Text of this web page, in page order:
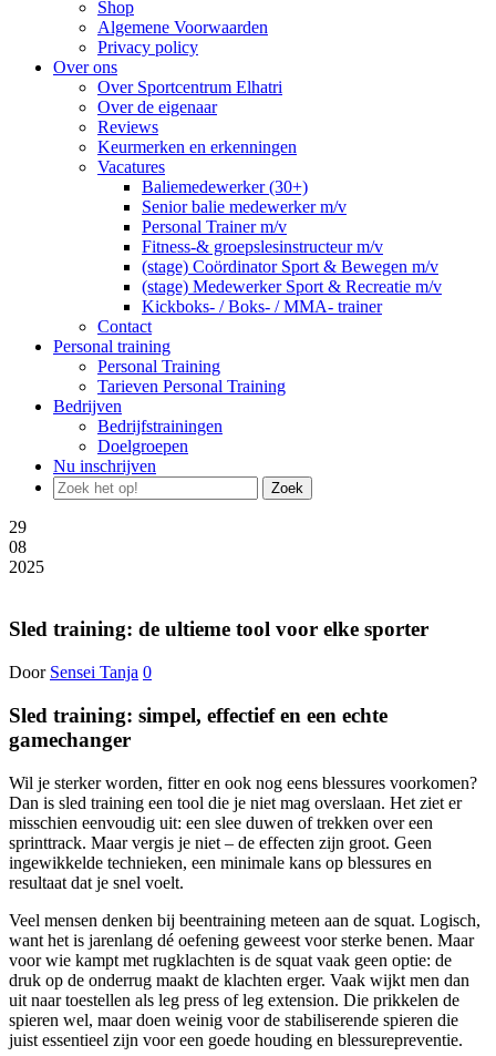
Shop
Algemene Voorwaarden
Privacy policy
Over ons
Over Sportcentrum Elhatri
Over de eigenaar
Reviews
Keurmerken en erkenningen
Vacatures
Baliemedewerker (30+)
Senior balie medewerker m/v
Personal Trainer m/v
Fitness-& groepslesinstructeur m/v
(stage) Coördinator Sport & Bewegen m/v
(stage) Medewerker Sport & Recreatie m/v
Kickboks- / Boks- / MMA- trainer
Contact
Personal training
Personal Training
Tarieven Personal Training
Bedrijven
Bedrijfstrainingen
Doelgroepen
Nu inschrijven
Zoek
29
08
2025
Sled training: de ultieme tool voor elke sporter
Door Sensei Tanja 0
Sled training: simpel, effectief en een echte
gamechanger
Wil je sterker worden, fitter en ook nog eens blessures voorkomen?
Dan is sled training een tool die je niet mag overslaan. Het ziet er
misschien eenvoudig uit: een slee duwen of trekken over een
sprinttrack. Maar vergis je niet – de effecten zijn groot. Geen
ingewikkelde technieken, een minimale kans op blessures en
resultaat dat je snel voelt.
Veel mensen denken bij beentraining meteen aan de squat. Logisch,
want het is jarenlang dé oefening geweest voor sterke benen. Maar
voor wie kampt met rugklachten is de squat vaak geen optie: de
druk op de onderrug maakt de klachten erger. Vaak wijkt men dan
uit naar toestellen als leg press of leg extension. Die prikkelen de
spieren wel, maar doen weinig voor de stabiliserende spieren die
juist essentieel zijn voor een goede houding en blessurepreventie.